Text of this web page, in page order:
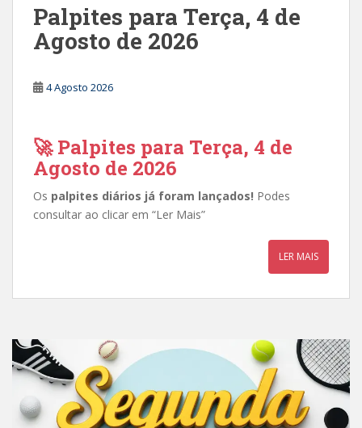
Palpites para Terça, 4 de
Agosto de 2026
4 Agosto 2026
🚀 Palpites para Terça, 4 de
Agosto de 2026
Os palpites diários já foram lançados! Podes
consultar ao clicar em “Ler Mais”
LER MAIS